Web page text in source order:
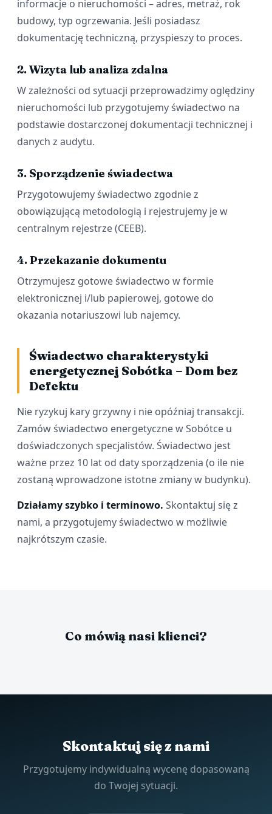
informacje o nieruchomości – adres, metraż, rok
budowy, typ ogrzewania. Jeśli posiadasz
dokumentację techniczną, przyspieszy to proces.
2. Wizyta lub analiza zdalna
W zależności od sytuacji przeprowadzimy oględziny
nieruchomości lub przygotujemy świadectwo na
podstawie dostarczonej dokumentacji technicznej i
danych z audytu.
3. Sporządzenie świadectwa
Przygotowujemy świadectwo zgodnie z
obowiązującą metodologią i rejestrujemy je w
centralnym rejestrze (CEEB).
4. Przekazanie dokumentu
Otrzymujesz gotowe świadectwo w formie
elektronicznej i/lub papierowej, gotowe do
okazania notariuszowi lub najemcy.
Świadectwo charakterystyki
energetycznej Sobótka – Dom bez
Defektu
Nie ryzykuj kary grzywny i nie opóźniaj transakcji.
Zamów świadectwo energetyczne w Sobótce u
doświadczonych specjalistów. Świadectwo jest
ważne przez 10 lat od daty sporządzenia (o ile nie
zostaną wprowadzone istotne zmiany w budynku).
Działamy szybko i terminowo. Skontaktuj się z
nami, a przygotujemy świadectwo w możliwie
najkrótszym czasie.
Co mówią nasi klienci?
Skontaktuj się z nami
Przygotujemy indywidualną wycenę dopasowaną
do Twojej sytuacji.